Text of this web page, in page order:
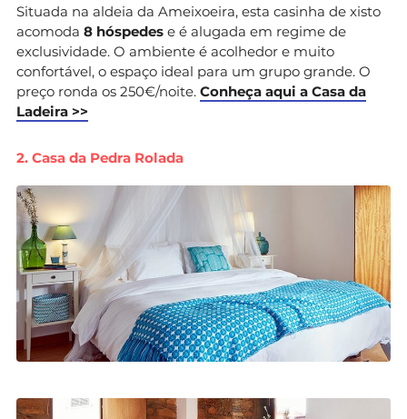
Situada na aldeia da Ameixoeira, esta casinha de xisto
acomoda 8 hóspedes e é alugada em regime de
exclusividade. O ambiente é acolhedor e muito
confortável, o espaço ideal para um grupo grande. O
preço ronda os 250€/noite. Conheça aqui a Casa da
Ladeira >>
2. Casa da Pedra Rolada